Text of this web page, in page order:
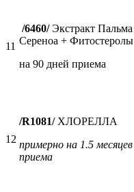
11
/6460/Экстракт Пальма
Сереноа + Фитостеролы
на 90 дней приема
12
/R1081/ХЛОРЕЛЛА
примерно на 1.5 месяцев
приема